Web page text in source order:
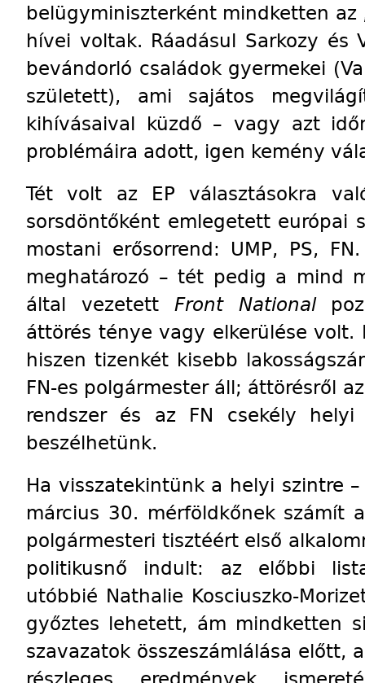
belügyminiszterként mindketten az
hívei voltak. Ráadásul Sarkozy és
bevándorló családok gyermekei
született), ami sajátos
kihívásaival küzdő – vagy azt
problémáira adott, igen kemény
Tét volt az EP választásokra
sorsdöntőként emlegetett európai
mostani erősorrend: UMP, PS,
meghatározó – tét pedig a mind
által vezetett Front National
áttörés ténye vagy elkerülése volt.
hiszen tizenkét kisebb
FN-es polgármester áll; áttörésről
rendszer és az FN csekély
beszélhetünk.
Ha visszatekintünk a helyi szintre
március 30. mérföldkőnek számít
polgármesteri tisztéért első
politikusnő indult: az előbbi
utóbbié Nathalie Kosciuszko-
győztes lehetett, ám mindketten
szavazatok összeszámlálása előtt,